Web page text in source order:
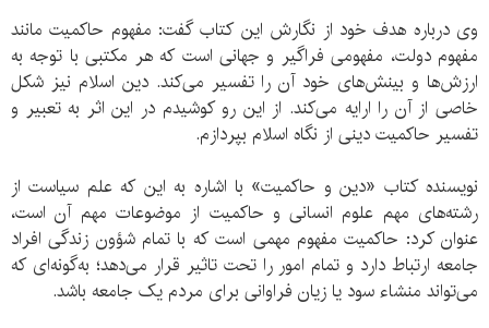
وی درباره هدف خود از نگارش این کتاب گفت: مفهوم حاکمیت مانند
مفهوم دولت، مفهومی فراگیر و جهانی است که هر مکتبی با توجه به
ارزش‌ها و بینش‌های خود آن را تفسیر می‌کند. دین اسلام نیز شکل
خاصی از آن را ارایه می‌کند. از این رو کوشیدم در این اثر به تعبیر و
تفسیر حاکمیت دینی از نگاه اسلام بپردازم.
نویسنده کتاب «دین و حاکمیت» با اشاره به این که علم سیاست از
رشته‌های مهم علوم انسانی و حاکمیت از موضوعات مهم آن است،
عنوان کرد: حاکمیت مفهوم مهمی است که با تمام شؤون زندگی افراد
جامعه ارتباط دارد و تمام امور را تحت تاثیر قرار می‌دهد؛ به‌گونه‌ای که
می‌تواند منشاء سود یا زیان فراوانی برای مردم یک جامعه باشد.